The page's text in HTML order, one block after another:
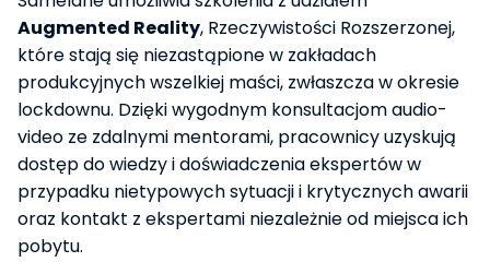
Augmented Reality, Rzeczywistości Rozszerzonej,
które stają się niezastąpione w zakładach
produkcyjnych wszelkiej maści, zwłaszcza w okresie
lockdownu. Dzięki wygodnym konsultacjom audio-
video ze zdalnymi mentorami, pracownicy uzyskują
dostęp do wiedzy i doświadczenia ekspertów w
przypadku nietypowych sytuacji i krytycznych awarii
oraz kontakt z ekspertami niezależnie od miejsca ich
pobytu.